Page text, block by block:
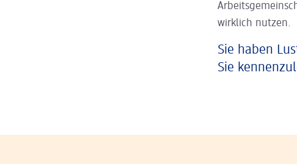
wirklich nutzen.
Sie haben
Sie